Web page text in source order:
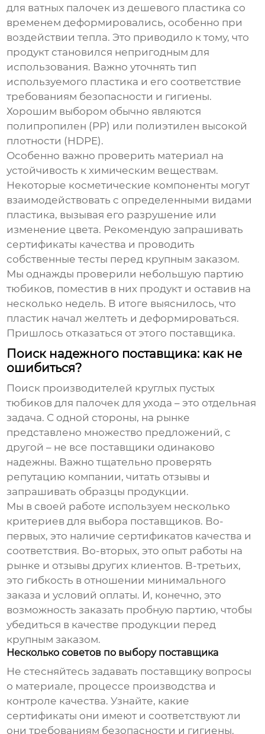
для ватных палочек из дешевого пластика со
временем деформировались, особенно при
воздействии тепла. Это приводило к тому, что
продукт становился непригодным для
использования. Важно уточнять тип
используемого пластика и его соответствие
требованиям безопасности и гигиены.
Хорошим выбором обычно являются
полипропилен (PP) или полиэтилен высокой
плотности (HDPE).
Особенно важно проверить материал на
устойчивость к химическим веществам.
Некоторые косметические компоненты могут
взаимодействовать с определенными видами
пластика, вызывая его разрушение или
изменение цвета. Рекомендую запрашивать
сертификаты качества и проводить
собственные тесты перед крупным заказом.
Мы однажды проверили небольшую партию
тюбиков, поместив в них продукт и оставив на
несколько недель. В итоге выяснилось, что
пластик начал желтеть и деформироваться.
Пришлось отказаться от этого поставщика.
Поиск надежного поставщика: как не
ошибиться?
Поиск производителей круглых пустых
тюбиков для палочек для ухода – это отдельная
задача. С одной стороны, на рынке
представлено множество предложений, с
другой – не все поставщики одинаково
надежны. Важно тщательно проверять
репутацию компании, читать отзывы и
запрашивать образцы продукции.
Мы в своей работе используем несколько
критериев для выбора поставщиков. Во-
первых, это наличие сертификатов качества и
соответствия. Во-вторых, это опыт работы на
рынке и отзывы других клиентов. В-третьих,
это гибкость в отношении минимального
заказа и условий оплаты. И, конечно, это
возможность заказать пробную партию, чтобы
убедиться в качестве продукции перед
крупным заказом.
Несколько советов по выбору поставщика
Не стесняйтесь задавать поставщику вопросы
о материале, процессе производства и
контроле качества. Узнайте, какие
сертификаты они имеют и соответствуют ли
они требованиям безопасности и гигиены.